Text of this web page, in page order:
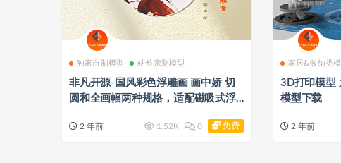
独家自制模型 站长亲测模型
非凡开源-国风彩色浮雕画 画中娇 切
圆和全画幅两种规格，适配磁吸式浮
2 年前 1.52K 0 免费
家居&收纳类
3D打印模型 太阳
模型下载
2 年前